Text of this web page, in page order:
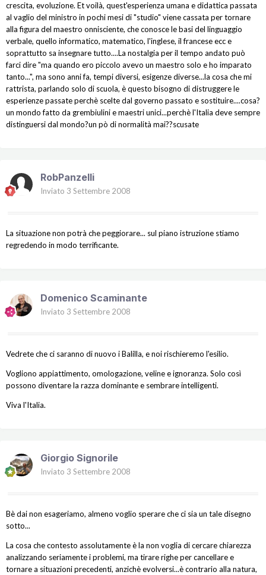
crescita, evoluzione. Et voilà, quest'esperienza umana e didattica passata
al vaglio del ministro in pochi mesi di "studio" viene cassata per tornare
alla figura del maestro onnisciente, che conosce le basi del linguaggio
verbale, quello informatico, matematico, l'inglese, il francese ecc e
soprattutto sa insegnare tutto....La nostalgia per il tempo andato può
farci dire "ma quando ero piccolo avevo un maestro solo e ho imparato
tanto...", ma sono anni fa, tempi diversi, esigenze diverse...la cosa che mi
rattrista, parlando solo di scuola, è questo bisogno di distruggere le
esperienze passate perchè scelte dal governo passato e sostituire....cosa?
un mondo fatto da grembiulini e maestri unici...perchè l'Italia deve sempre
distinguersi dal mondo?un pò di normalità mai??scusate
RobPanzelli
Inviato 3 Settembre 2008
La situazione non potrà che peggiorare... sul piano istruzione stiamo
regredendo in modo terrificante.
Domenico Scaminante
Inviato 3 Settembre 2008
Vedrete che ci saranno di nuovo i Balilla, e noi rischieremo l'esilio.
Vogliono appiattimento, omologazione, veline e ignoranza. Solo così
possono diventare la razza dominante e sembrare intelligenti.
Viva l'Italia.
Giorgio Signorile
Inviato 3 Settembre 2008
Bè dai non esageriamo, almeno voglio sperare che ci sia un tale disegno
sotto...
La cosa che contesto assolutamente è la non voglia di cercare chiarezza
analizzando seriamente i problemi, ma tirare righe per cancellare e
tornare a situazioni precedenti, anzichè evolversi...è contrario alla natura,